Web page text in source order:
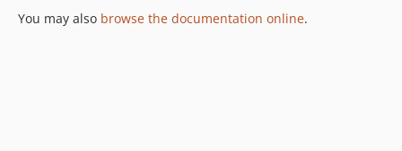
You may also browse the documentation online.